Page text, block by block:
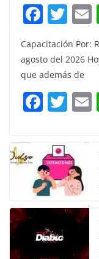
F
a
c
e
b
o
k
T
itt
er
Capacitación Por:
agosto del 2026
que además de
F
e
b
o
o
k
T
itt
er